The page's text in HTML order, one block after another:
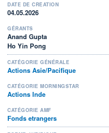
DATE DE CRÉATION
04.05.2026
GÉRANTS
Anand Gupta
Ho Yin Pong
CATÉGORIE GÉNÉRALE
Actions Asie/Pacifique
CATÉGORIE MORNINGSTAR
Actions Inde
CATÉGORIE AMF
Fonds etrangers